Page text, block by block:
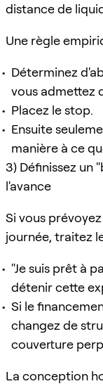
distance de
Une règle
Déterminez
vous admettez
Placez le stop.
Ensuite
manière à ce
3) Définissez un
l'avance
Si vous
journée, traitez
"Je suis prêt à
détenir cette
Si le
changez de
couverture
La conception